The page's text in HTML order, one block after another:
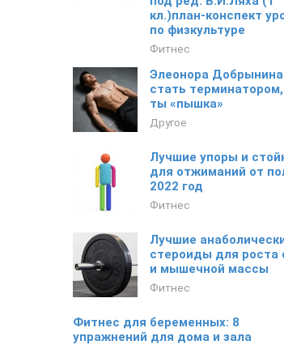
кл.)план-конспект
по физкультуре
Фитнес
Элеонора
стать
ты «пышка»
Другое
Лучшие упоры и
для отжиманий от
2022 год
Фитнес
Лучшие
стероиды для роста
и мышечной массы
Фитнес
Фитнес для беременных: 8
упражнений для дома и зала